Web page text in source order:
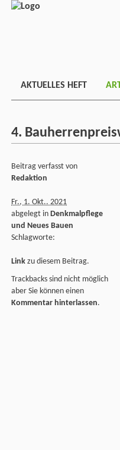
AKTUELLES HEFT
4.
Beitrag verfasst von
Redaktion
Fr., 1. Okt.. 2021
abgelegt in Denkmalpflege
und Neues Bauen
Schlagworte:
Link zu diesem Beitrag.
Trackbacks sind nicht möglich
aber Sie können einen
Kommentar hinterlassen.